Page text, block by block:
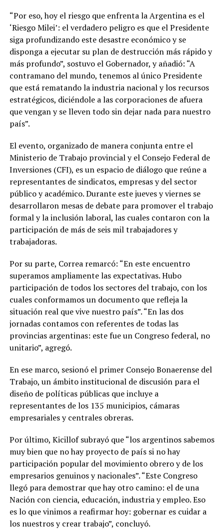
“Por eso, hoy el riesgo que enfrenta la Argentina es el
‘Riesgo Milei’: el verdadero peligro es que el Presidente
siga profundizando este desastre económico y se
disponga a ejecutar su plan de destrucción más rápido y
más profundo”, sostuvo el Gobernador, y añadió: “A
contramano del mundo, tenemos al único Presidente
que está rematando la industria nacional y los recursos
estratégicos, diciéndole a las corporaciones de afuera
que vengan y se lleven todo sin dejar nada para nuestro
país”.
El evento, organizado de manera conjunta entre el
Ministerio de Trabajo provincial y el Consejo Federal de
Inversiones (CFI), es un espacio de diálogo que reúne a
representantes de sindicatos, empresas y del sector
público y académico. Durante este jueves y viernes se
desarrollaron mesas de debate para promover el trabajo
formal y la inclusión laboral, las cuales contaron con la
participación de más de seis mil trabajadores y
trabajadoras.
Por su parte, Correa remarcó: “En este encuentro
superamos ampliamente las expectativas. Hubo
participación de todos los sectores del trabajo, con los
cuales conformamos un documento que refleja la
situación real que vive nuestro país”. “En las dos
jornadas contamos con referentes de todas las
provincias argentinas: este fue un Congreso federal, no
unitario”, agregó.
En ese marco, sesionó el primer Consejo Bonaerense del
Trabajo, un ámbito institucional de discusión para el
diseño de políticas públicas que incluye a
representantes de los 135 municipios, cámaras
empresariales y centrales obreras.
Por último, Kicillof subrayó que “los argentinos sabemos
muy bien que no hay proyecto de país si no hay
participación popular del movimiento obrero y de los
empresarios genuinos y nacionales”. “Este Congreso
llegó para demostrar que hay otro camino: el de una
Nación con ciencia, educación, industria y empleo. Eso
es lo que vinimos a reafirmar hoy: gobernar es cuidar a
los nuestros y crear trabajo”, concluyó.